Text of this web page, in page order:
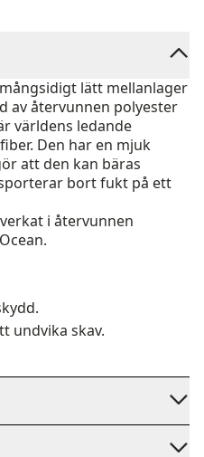
lätt mellanlager
av återvunnen polyester
världens ledande
Den har en mjuk
att den kan bäras
bort fukt på ett
i återvunnen
undvika skav.